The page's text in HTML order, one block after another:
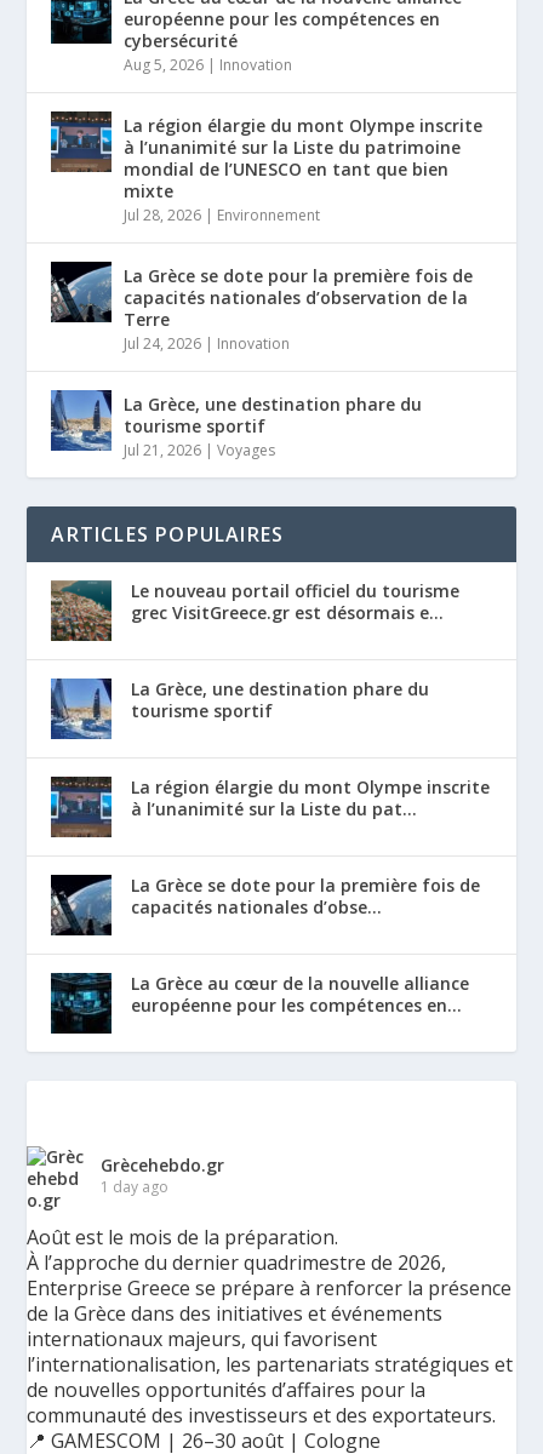
européenne pour les compétences en
cybersécurité
Aug 5, 2026 | Innovation
La région élargie du mont Olympe inscrite
à l’unanimité sur la Liste du patrimoine
mondial de l’UNESCO en tant que bien
mixte
Jul 28, 2026 | Environnement
La Grèce se dote pour la première fois de
capacités nationales d’observation de la
Terre
Jul 24, 2026 | Innovation
La Grèce, une destination phare du
tourisme sportif
Jul 21, 2026 |Voyages
ARTICLES POPULAIRES
Le nouveau portail officiel du tourisme
grec VisitGreece.gr est désormais e...
La Grèce, une destination phare du
tourisme sportif
La région élargie du mont Olympe inscrite
à l’unanimité sur la Liste du pat...
La Grèce se dote pour la première fois de
capacités nationales d’obse...
La Grèce au cœur de la nouvelle alliance
européenne pour les compétences en...
Grècehebdo.gr
1 day ago
Août est le mois de la préparation.
À l’approche du dernier quadrimestre de 2026,
Enterprise Greece se prépare à renforcer la présence
de la Grèce dans des initiatives et événements
internationaux majeurs, qui favorisent
l’internationalisation, les partenariats stratégiques et
de nouvelles opportunités d’affaires pour la
communauté des investisseurs et des exportateurs.
📍 GAMESCOM | 26–30 août | Cologne